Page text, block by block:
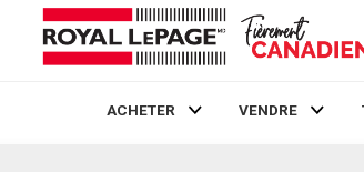
ACHETER VENDRE